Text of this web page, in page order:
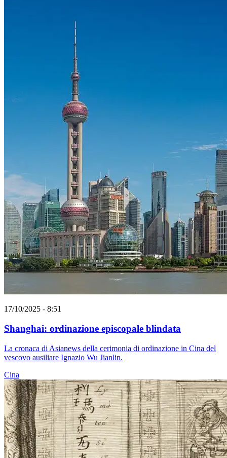
17/10/2025 - 8:51
Shanghai: ordinazione episcopale blindata
La cronaca di Asianews della cerimonia di ordinazione in Cina del
vescovo ausiliare Ignazio Wu Jianlin.
Cina